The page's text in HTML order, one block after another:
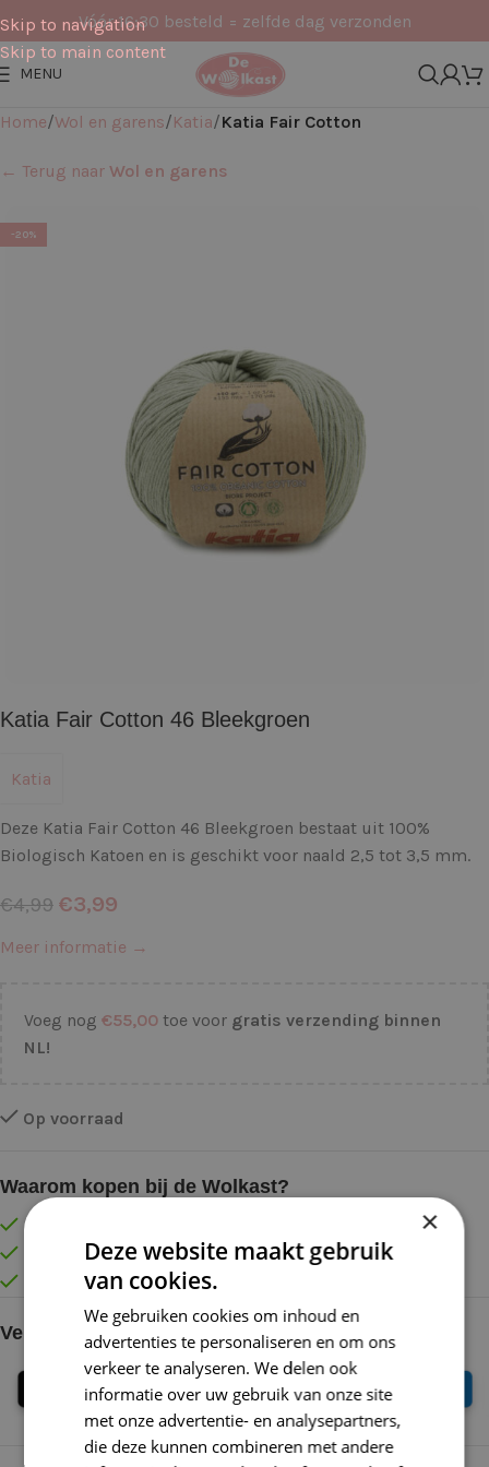
Skip to navigation
Skip to main content
Vóór 16:30 besteld = zelfde dag verzonden
MENU
Home Wol en garens Katia Katia Fair Cotton
← Terug naar Wol en garens
-20%
Katia Fair Cotton 46 Bleekgroen
Katia
Deze Katia Fair Cotton 46 Bleekgroen bestaat uit 100%
Biologisch Katoen en is geschikt voor naald 2,5 tot 3,5 mm.
€4,99 €3,99
Meer informatie →
Voeg nog €55,00 toe voor gratis verzending binnen
NL!
Op voorraad
Waarom kopen bij de Wolkast?
Lage verzendkosten vanaf € 4,99 binnen NL
Gratis verzonden vanaf €55,-
Vóór 16:30 besteld = Zelfde (werk)dag verzonden
Veilig online betalen
×
Deze website maakt gebruik
van cookies.
We gebruiken cookies om inhoud en
advertenties te personaliseren en om ons
verkeer te analyseren. We delen ook
informatie over uw gebruik van onze site
met onze advertentie- en analysepartners,
die deze kunnen combineren met andere